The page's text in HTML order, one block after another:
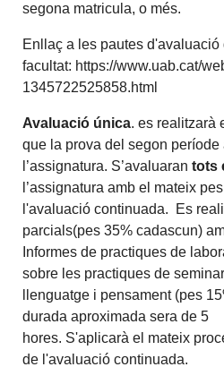
segona matricula, o més.
Enllaç a les pautes d'avaluació
facultat: https://www.uab.cat/
1345722525858.html
Avaluació única. es realitzarà
que la prova del segon període
l’assignatura. S’avaluarantots
l’assignatura amb el mateix
l'avaluació continuada. Es
parcials(pes 35% cadascun)
Informes de practiques de
sobre les practiques de
llenguatge i pensament (pes
durada aproximada sera de 5
hores. S'aplicarà el mateix
de l'avaluació continuada.